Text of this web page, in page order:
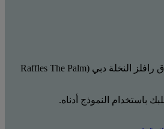
نشكرك على اهتمامك بفندق رافلز النخلة دبي (Raffles The Palm
باستخدام النموذج أدناه.